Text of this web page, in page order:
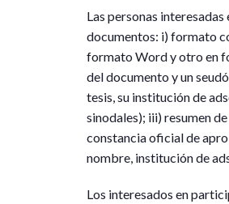
Las personas
documentos: i) formato
formato Word y otro en
del documento y un
tesis, su institución de
sinodales); iii) resumen
constancia oficial de
nombre, institución de
Los interesados en